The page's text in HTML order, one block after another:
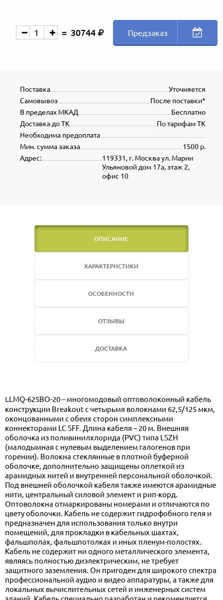
30744 Предзаказ
Уточняется
Поставка
После поставки*
Самовывоз
Бесплатно
В пределах МКАД
По тарифам ТК
Доставка до ТК
Необходима предоплата
1500 р.
Мин. сумма заказа
119331, г. Москва ул. Марии
Ульяновой дом 17а, этаж 2,
офис 10
Адрес:
ОПИСАНИЕ
ХАРАКТЕРИСТИКИ
ОСОБЕННОСТИ
ОТЗЫВЫ
ДОСТАВКА
LLMQ-625BO-20 – многомодовый оптоволоконный кабель
конструкции Breakout с четырьмя волокнами 62,5/125 мкм,
оконцованными с обеих сторон симплексными
коннекторами LC SFF. Длина кабеля – 20 м. Внешняя
оболочка из поливинилхлорида (PVC) типа LSZH
(малодымная с нулевым выделением галогенов при
горении). Волокна стеклянные в плотной буферной
оболочке, дополнительно защищены оплеткой из
арамидных нитей и внутренней персональной оболочкой.
Под внешней оболочкой кабеля также имеются арамидные
нити, центральный силовой элемент и рип-корд.
Оптоволокна отмаркированы номерами и отличаются по
цвету оболочки. Кабель не содержит гидрофобного геля и
предназначен для использования только внутри
помещений, для прокладки в кабельных шахтах,
фальшполах, фальшпотолках и иных пленум-полостях.
Кабель не содержит ни одного металлического элемента,
являясь полностью диэлектрическим, не требует
защитного заземления. Он пригоден для широкого спектра
профессиональной аудио и видео аппаратуры, а также для
локальных вычислительных сетей и инженерных систем